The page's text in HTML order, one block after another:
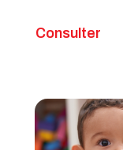
Consulter